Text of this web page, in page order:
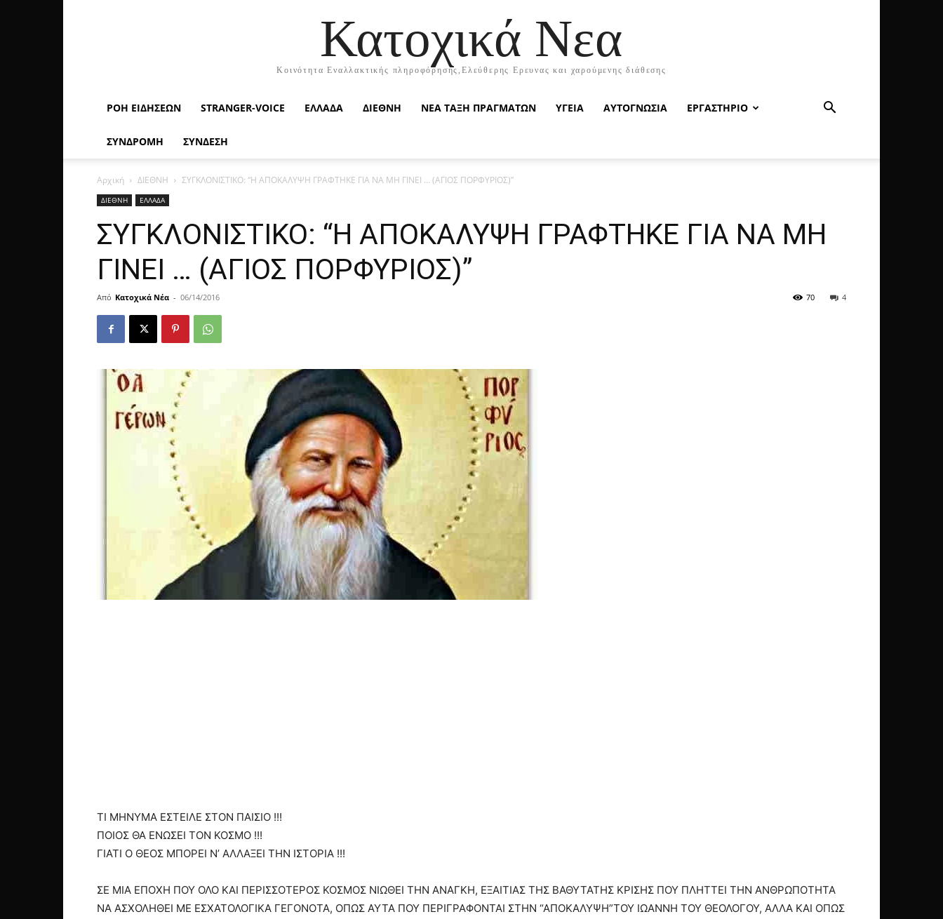
Κατοχικά Νεα
Κοινότητα Εναλλακτικής πληροφόρησης,Ελεύθερης Ερευνας και χαρούμενης διάθεσης
ΡΟΉ ΕΙΔΉΣΕΩΝ STRANGER-VOICE ΕΛΛΑΔΑ ΔΙΕΘΝΗ ΝΕΑ ΤΑΞΗ ΠΡΑΓΜΑΤΩΝ ΥΓΕΙΑ ΑΥΤΟΓΝΩΣΙΑ ΕΡΓΑΣΤΗΡΙΟ
ΣΥΝΔΡΟΜΗ ΣΥΝΔΕΣΗ
Αρχική ΔΙΕΘΝΗ ΣΥΓΚΛΟΝΙΣΤΙΚΟ: “Η ΑΠΟΚΑΛΥΨΗ ΓΡΑΦΤΗΚΕ ΓΙΑ ΝΑ ΜΗ ΓΙΝΕΙ … (ΑΓΙΟΣ ΠΟΡΦΥΡΙΟΣ)”
ΔΙΕΘΝΗ ΕΛΛΑΔΑ
ΣΥΓΚΛΟΝΙΣΤΙΚΟ: “Η ΑΠΟΚΑΛΥΨΗ ΓΡΑΦΤΗΚΕ ΓΙΑ ΝΑ ΜΗ
ΓΙΝΕΙ … (ΑΓΙΟΣ ΠΟΡΦΥΡΙΟΣ)”
Από Κατοχικά Νέα - 06/14/2016 4
70
ΤΙ ΜΗΝΥΜΑ ΕΣΤΕΙΛΕ ΣΤΟΝ ΠΑΙΣΙΟ !!!
ΠΟΙΟΣ ΘΑ ΕΝΩΣΕΙ ΤΟΝ ΚΟΣΜΟ !!!
ΓΙΑΤΙ Ο ΘΕΟΣ ΜΠΟΡΕΙ Ν’ ΑΛΛΑΞΕΙ ΤΗΝ ΙΣΤΟΡΙΑ !!!
ΣΕ ΜΙΑ ΕΠΟΧΗ ΠΟΥ ΟΛΟ ΚΑΙ ΠΕΡΙΣΣΟΤΕΡΟΣ ΚΟΣΜΟΣ ΝΙΩΘΕΙ ΤΗΝ ΑΝΑΓΚΗ, ΕΞΑΙΤΙΑΣ ΤΗΣ ΒΑΘΥΤΑΤΗΣ ΚΡΙΣΗΣ ΠΟΥ ΠΛΗΤΤΕΙ ΤΗΝ ΑΝΘΡΩΠΟΤΗΤΑ
ΝΑ ΑΣΧΟΛΗΘΕΙ ΜΕ ΕΣΧΑΤΟΛΟΓΙΚΑ ΓΕΓΟΝΟΤΑ, ΟΠΩΣ ΑΥΤΑ ΠΟΥ ΠΕΡΙΓΡΑΦΟΝΤΑΙ ΣΤΗΝ “ΑΠΟΚΑΛΥΨΗ”ΤΟΥ ΙΩΑΝΝΗ ΤΟΥ ΘΕΟΛΟΓΟΥ, ΑΛΛΑ ΚΑΙ ΟΠΩΣ